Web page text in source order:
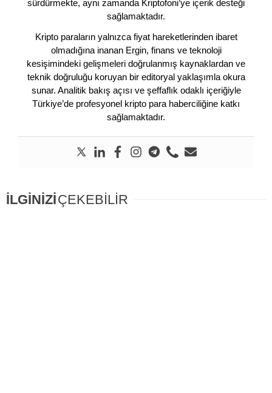
sürdürmekte, aynı zamanda Kriptofoni’ye içerik desteği
sağlamaktadır.
Kripto paraların yalnızca fiyat hareketlerinden ibaret
olmadığına inanan Ergin, finans ve teknoloji
kesişimindeki gelişmeleri doğrulanmış kaynaklardan ve
teknik doğruluğu koruyan bir editoryal yaklaşımla okura
sunar. Analitik bakış açısı ve şeffaflık odaklı içeriğiyle
Türkiye’de profesyonel kripto para haberciliğine katkı
sağlamaktadır.
İLGİNİZİÇEKEBİLİR